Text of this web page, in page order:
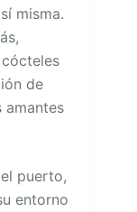
misma.
de
amantes
puerto,
entorno